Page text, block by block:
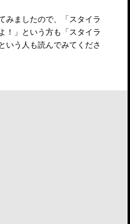
みましたので、「スタイラ
！」という方も「スタイラ
いう人も読んでみてくださ